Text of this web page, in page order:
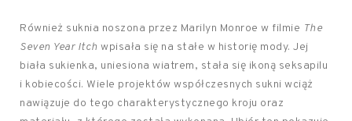
Również suknia noszona przez Marilyn Monroe w filmie The
Seven Year Itch wpisała się na stałe w historię mody. Jej
biała sukienka, uniesiona wiatrem, stała się ikoną seksapilu
i kobiecości. Wiele projektów współczesnych sukni wciąż
nawiązuje do tego charakterystycznego kroju oraz